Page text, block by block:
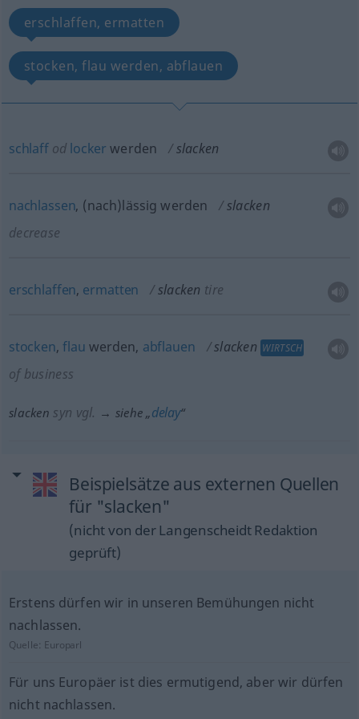
erschlaffen, ermatten
stocken, flau werden, abflauen
schlaffod locker werden slacken
nachlassen, (nach)lässig werden
slacken
decrease
erschlaffen, ermatten slacken tire
stocken,flau werden, abflauen slacken WIRTSCH
of business
slacken syn vgl. → siehe „delay“
Beispielsätze aus externen Quellen
für "slacken"
(nicht von der Langenscheidt Redaktion
geprüft)
Erstens dürfen wir in unseren Bemühungen nicht
nachlassen.
Quelle: Europarl
Für uns Europäer ist dies ermutigend, aber wir dürfen
nicht nachlassen.